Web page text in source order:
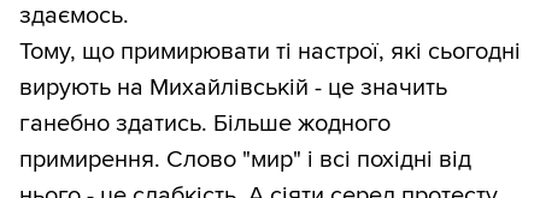
здаємось.
Тому, що примирювати ті настрої, які сьогодні
вирують на Михайлівській - це значить
ганебно здатись. Більше жодного
примирення. Слово "мир" і всі похідні від